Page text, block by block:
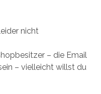
nicht
– die Email
– vielleicht willst du